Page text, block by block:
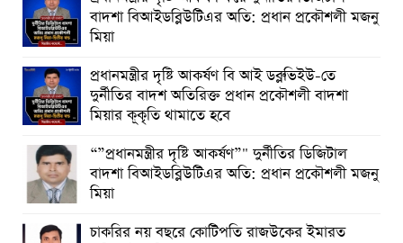
বাদশা বিআইডব্লিউটিএর অতি: প্রধান প্রকৌশলী মজনু
মিয়া
প্রধানমন্ত্রীর দৃষ্টি আকর্ষণ বি আই ডব্লুভিইউ-তে
দুর্নীতির বাদশ অতিরিক্ত প্রধান প্রকৌশলী বাদশা
মিয়ার কূকৃতি থামাতে হবে
“”প্রধানমন্ত্রীর দৃষ্টি আকর্ষণ”" দুর্নীতির ডিজিটাল
বাদশা বিআইডব্লিউটিএর অতি: প্রধান প্রকৌশলী মজনু
মিয়া
চাকরির নয় বছরে কোটিপতি রাজউকের ইমারত